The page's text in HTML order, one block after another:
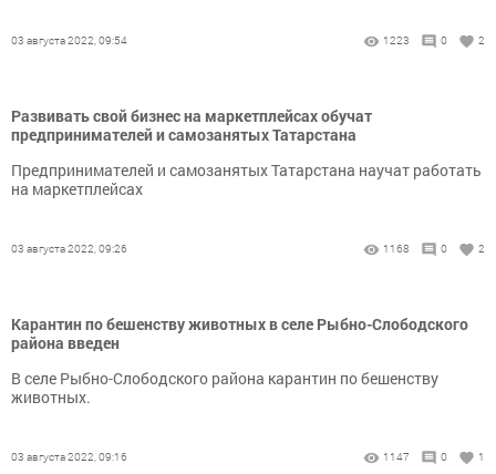
03 августа 2022, 09:54 1223 0 2
Развивать свой бизнес на маркетплейсах обучат
предпринимателей и самозанятых Татарстана
Предпринимателей и самозанятых Татарстана научат работать
на маркетплейсах
03 августа 2022, 09:26 1168 0 2
Карантин по бешенству животных в селе Рыбно-Слободского
района введен
В селе Рыбно-Слободского района карантин по бешенству
животных.
03 августа 2022, 09:16 1147 0 1